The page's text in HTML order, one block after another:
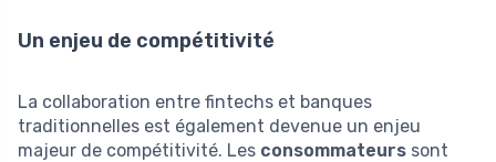
Un enjeu de compétitivité
La collaboration entre fintechs et banques
traditionnelles est également devenue un enjeu
majeur de compétitivité. Les consommateurs sont